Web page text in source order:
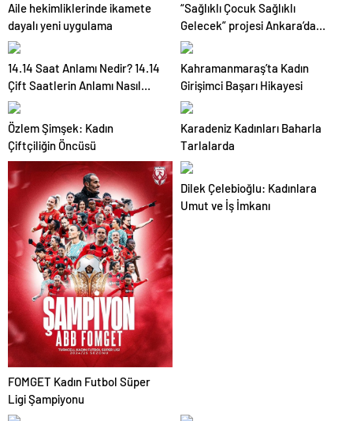
Aile hekimliklerinde ikamete
dayalı yeni uygulama
“Sağlıklı Çocuk Sağlıklı
Gelecek” projesi Ankara’da
başladı
14.14 Saat Anlamı Nedir? 14.14
Çift Saatlerin Anlamı Nasıl
Yorumlanır?
Kahramanmaraş’ta Kadın
Girişimci Başarı Hikayesi
Özlem Şimşek: Kadın
Çiftçiliğin Öncüsü
Karadeniz Kadınları Baharla
Tarlalarda
FOMGET Kadın Futbol Süper
Ligi Şampiyonu
Dilek Çelebioğlu: Kadınlara
Umut ve İş İmkanı